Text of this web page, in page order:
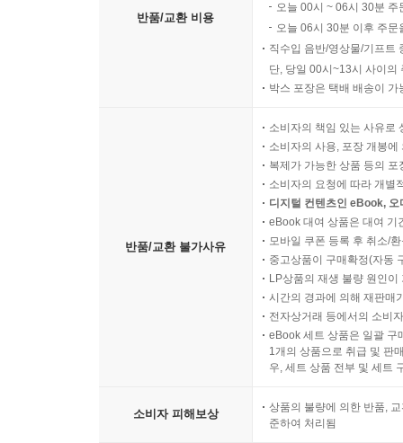
반품/교환 비용
오늘 00시 ~ 06시 30분
오늘 06시 30분 이후 주
직수입 음반/영상물/기프트
단, 당일 00시~13시 사이의
박스 포장은 택배 배송이
반품/교환 불가사유
소비자의 책임 있는 사유로
소비자의 사용, 포장 개봉
복제가 가능한 상품 등의
소비자의 요청에 따라 개별
디지털 컨텐츠인 eBook,
eBook 대여 상품은 대여 기
모바일 쿠폰 등록 후 취소/
중고상품이 구매확정(자동
LP상품의 재생 불량 원인
시간의 경과에 의해 재판매
전자상거래 등에서의 소비
eBook 세트 상품은 일괄 구
1개의 상품으로 취급 및 판
우, 세트 상품 전부 및 세트
소비자 피해보상
상품의 불량에 의한 반품,
준하여 처리됨